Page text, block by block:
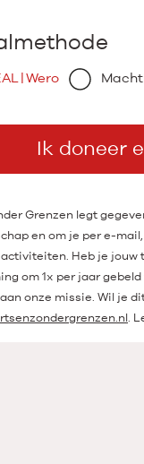
| Wero
Ik doneer
Grenzen legt
en om je per e-
Heb je jouw
om 1x per jaar
onze missie. Wil je
.